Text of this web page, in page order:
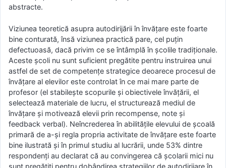
abstracte.
Viziunea teoretică asupra autodirijării în învățare este foarte
bine conturată, însă viziunea practică pare, cel puțin
defectuoasă, dacă privim ce se întâmplă în școlile tradiționale.
Aceste școli nu sunt suficient pregătite pentru instruirea unui
astfel de set de competențe strategice deoarece procesul de
învățare al elevilor este controlat în ce mai mare parte de
profesor (el stabilește scopurile și obiectivele învățării, el
selectează materiale de lucru, el structurează mediul de
învățare și motivează elevii prin recompense, note și
feedback verbal). Neîncrederea în abilitățile elevului de școală
primară de a-și regla propria activitate de învățare este foarte
bine ilustrată și în primul studiu al lucrării, unde 53% dintre
respondenți au declarat că au convingerea că școlarii mici nu
sunt pregătiți pentru dobândirea strategiilor de autodirijare în